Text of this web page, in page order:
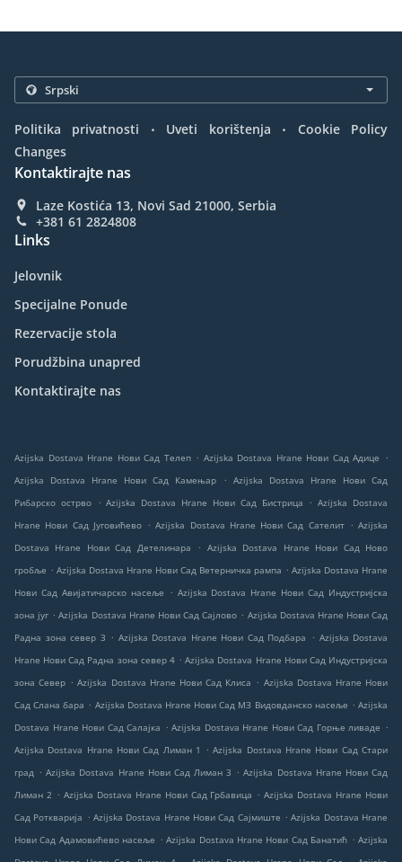
Politika privatnosti . Uveti korištenja .
Cookie Policy
Changes
Kontaktirajte nas
Laze Kostića 13, Novi Sad 21000, Serbia
+381 61 2824808
Links
Jelovnik
Specijalne Ponude
Rezervacije stola
Porudžbina unapred
Kontaktirajte nas
Azijska Dostava Hrane Нови Сад Телеп . Azijska Dostava Hrane Нови Сад Адице
.
Azijska Dostava Hrane Нови Сад Камењар
. Azijska Dostava Hrane Нови Сад
Рибарско острво
. Azijska Dostava Hrane Нови Сад Бистрица . Azijska Dostava
Hrane Нови Сад Југовићево . Azijska Dostava Hrane Нови Сад Сателит . Azijska
Dostava Hrane Нови Сад Детелинара
. Azijska Dostava Hrane Нови Сад Ново
гробље . Azijska Dostava Hrane Нови Сад Ветерничка рампа . Azijska Dostava Hrane
Нови Сад Авијатичарско насеље
. Azijska Dostava Hrane Нови Сад Индустријска
зона југ . Azijska Dostava Hrane Нови Сад Сајлово . Azijska Dostava Hrane Нови Сад
Радна зона север 3 . Azijska Dostava Hrane Нови Сад Подбара . Azijska Dostava
Hrane Нови Сад Радна зона север 4 . Azijska Dostava Hrane Нови Сад Индустријска
зона Север . Azijska Dostava Hrane Нови Сад Клиса . Azijska Dostava Hrane Нови
Сад Слана бара . Azijska Dostava Hrane Нови Сад МЗ Видовданско насеље . Azijska
Dostava Hrane Нови Сад Салајка . Azijska Dostava Hrane Нови Сад Горње ливаде .
Azijska Dostava Hrane Нови Сад Лиман 1
. Azijska Dostava Hrane Нови Сад Стари
град . Azijska Dostava Hrane Нови Сад Лиман 3 . Azijska Dostava Hrane Нови Сад
Лиман 2 . Azijska Dostava Hrane Нови Сад Грбавица . Azijska Dostava Hrane Нови
Сад Роткварија . Azijska Dostava Hrane Нови Сад Сајмиште . Azijska Dostava Hrane
Нови Сад Адамовићево насеље . Azijska Dostava Hrane Нови Сад Банатић . Azijska